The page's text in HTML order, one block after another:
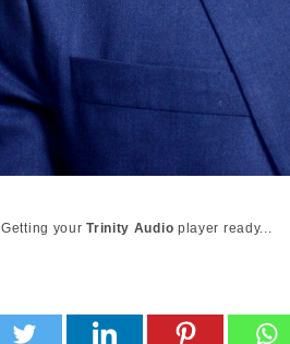
Getting yourTrinity Audio player ready...